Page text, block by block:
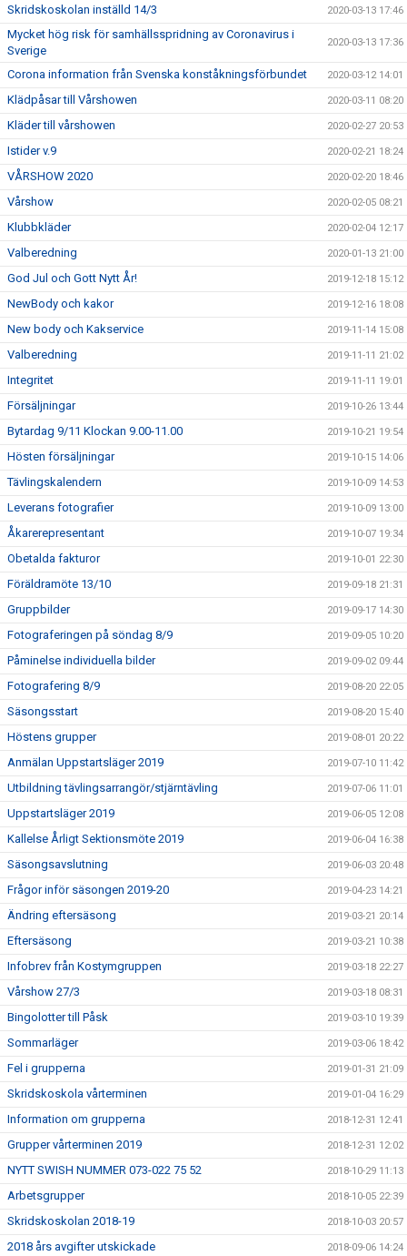
Skridskoskolan inställd 14/3 2020-03-13 17:46
Mycket hög risk för samhällsspridning av Coronavirus i
Sverige
2020-03-13 17:36
Corona information från Svenska konståkningsförbundet 2020-03-12 14:01
Klädpåsar till Vårshowen 2020-03-11 08:20
Kläder till vårshowen 2020-02-27 20:53
Istider v.9 2020-02-21 18:24
VÅRSHOW 2020 2020-02-20 18:46
Vårshow 2020-02-05 08:21
Klubbkläder 2020-02-04 12:17
Valberedning 2020-01-13 21:00
God Jul och Gott Nytt År! 2019-12-18 15:12
NewBody och kakor 2019-12-16 18:08
New body och Kakservice 2019-11-14 15:08
Valberedning 2019-11-11 21:02
Integritet 2019-11-11 19:01
Försäljningar 2019-10-26 13:44
Bytardag 9/11 Klockan 9.00-11.00 2019-10-21 19:54
Hösten försäljningar 2019-10-15 14:06
Tävlingskalendern 2019-10-09 14:53
Leverans fotografier 2019-10-09 13:00
Åkarerepresentant 2019-10-07 19:34
Obetalda fakturor 2019-10-01 22:30
Föräldramöte 13/10 2019-09-18 21:31
Gruppbilder 2019-09-17 14:30
Fotograferingen på söndag 8/9 2019-09-05 10:20
Påminelse individuella bilder 2019-09-02 09:44
Fotografering 8/9 2019-08-20 22:05
Säsongsstart 2019-08-20 15:40
Höstens grupper 2019-08-01 20:22
Anmälan Uppstartsläger 2019 2019-07-10 11:42
Utbildning tävlingsarrangör/stjärntävling 2019-07-06 11:01
Uppstartsläger 2019 2019-06-05 12:08
Kallelse Årligt Sektionsmöte 2019 2019-06-04 16:38
Säsongsavslutning 2019-06-03 20:48
Frågor inför säsongen 2019-20 2019-04-23 14:21
Ändring eftersäsong 2019-03-21 20:14
Eftersäsong 2019-03-21 10:38
Infobrev från Kostymgruppen 2019-03-18 22:27
Vårshow 27/3 2019-03-18 08:31
Bingolotter till Påsk 2019-03-10 19:39
Sommarläger 2019-03-06 18:42
Fel i grupperna 2019-01-31 21:09
Skridskoskola vårterminen 2019-01-04 16:29
Information om grupperna 2018-12-31 12:41
Grupper vårterminen 2019 2018-12-31 12:02
NYTT SWISH NUMMER 073-022 75 52 2018-10-29 11:13
Arbetsgrupper 2018-10-05 22:39
Skridskoskolan 2018-19 2018-10-03 20:57
2018 års avgifter utskickade 2018-09-06 14:24